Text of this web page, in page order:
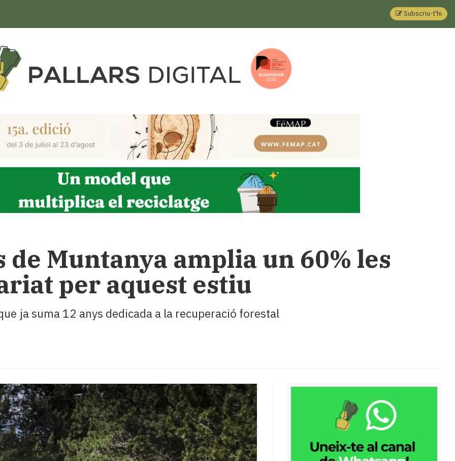
Subscriu-t'hi
de Muntanya amplia un 60% les
per aquest estiu
ja suma 12 anys dedicada a la recuperació forestal